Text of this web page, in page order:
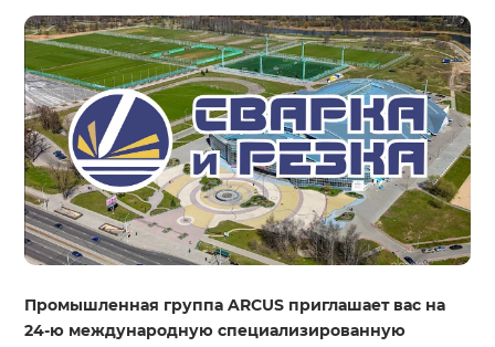
Промышленная группа ARCUS приглашает вас на
24-ю международную специализированную